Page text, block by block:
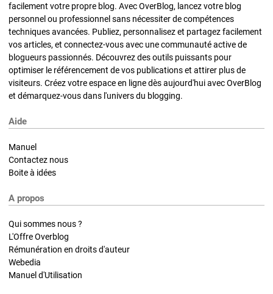
facilement votre propre blog. Avec OverBlog, lancez votre blog
personnel ou professionnel sans nécessiter de compétences
techniques avancées. Publiez, personnalisez et partagez facilement
vos articles, et connectez-vous avec une communauté active de
blogueurs passionnés. Découvrez des outils puissants pour
optimiser le référencement de vos publications et attirer plus de
visiteurs. Créez votre espace en ligne dès aujourd'hui avec OverBlog
et démarquez-vous dans l'univers du blogging.
Aide
Manuel
Contactez nous
Boite à idées
A propos
Qui sommes nous ?
L'Offre Overblog
Rémunération en droits d'auteur
Webedia
Manuel d'Utilisation